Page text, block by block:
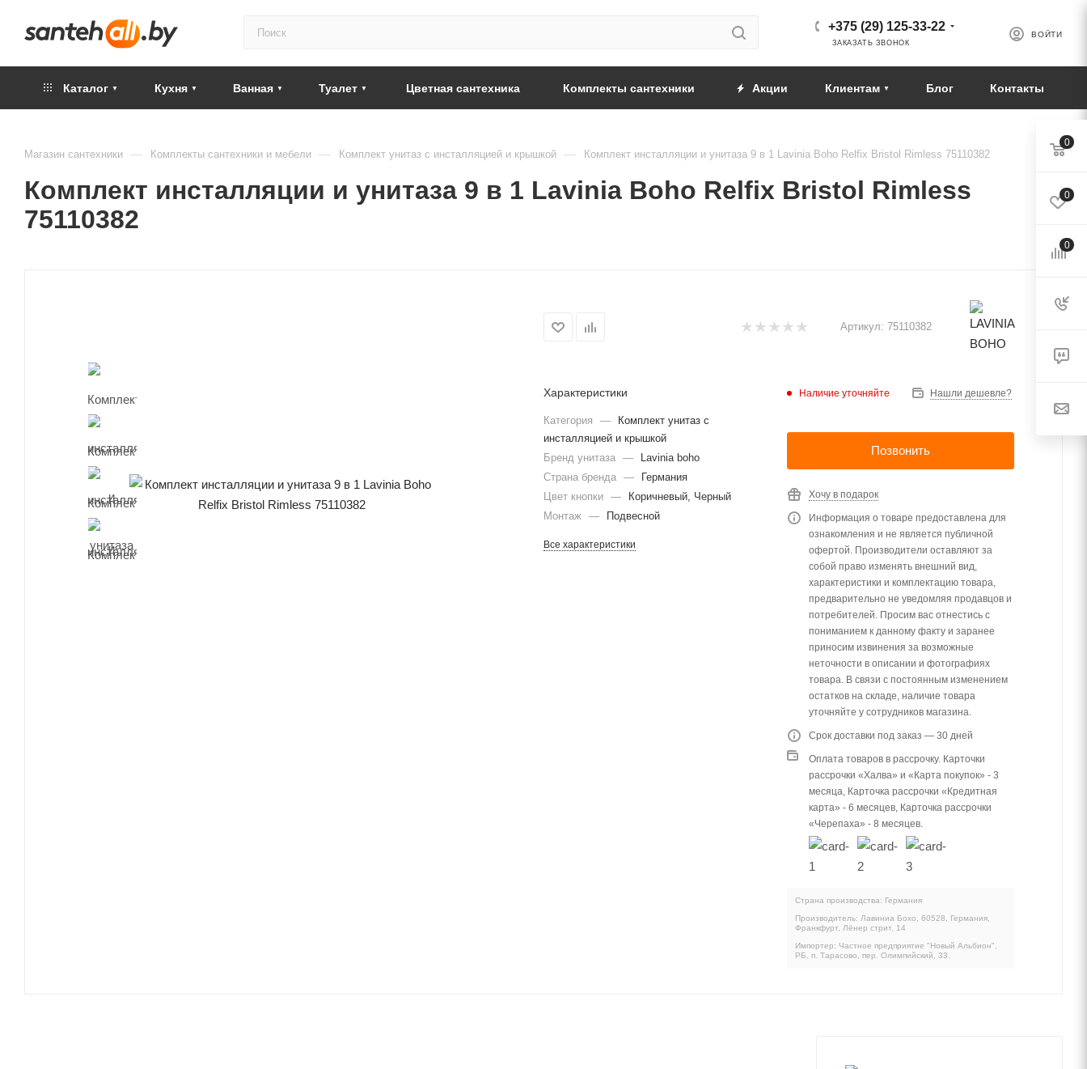
ВОЙТИ
+375 (29) 125-33-22
ЗАКАЗАТЬ ЗВОНОК
Каталог Кухня Ванная Туалет Цветная сантехника Комплекты сантехники Акции Клиентам Блог Контакты
Магазин сантехники — Комплекты сантехники и мебели — Комплект унитаз с инсталляцией и крышкой — Комплект инсталляции и унитаза 9 в 1 Lavinia Boho Relfix Bristol Rimless 75110382
Комплект инсталляции и унитаза 9 в 1 Lavinia Boho Relfix Bristol Rimless
75110382
Артикул: 75110382
Характеристики
Категория —
Комплект унитаз с
инсталляцией и крышкой
Бренд унитаза —
Lavinia boho
Страна бренда —
Германия
Цвет кнопки —
Коричневый, Черный
Монтаж — Подвесной
Все характеристики
Наличие уточняйте Нашли дешевле?
Позвонить
Хочу в подарок
Информация о товаре предоставлена для
ознакомления и не является публичной
офертой. Производители оставляют за
собой право изменять внешний вид,
характеристики и комплектацию товара,
предварительно не уведомляя продавцов и
потребителей. Просим вас отнестись с
пониманием к данному факту и заранее
приносим извинения за возможные
неточности в описании и фотографиях
товара. В связи с постоянным изменением
остатков на складе, наличие товара
уточняйте у сотрудников магазина.
Срок доставки под заказ — 30 дней
Оплата товаров в рассрочку. Карточки
рассрочки «Халва» и «Карта покупок» - 3
месяца, Карточка рассрочки «Кредитная
карта» - 6 месяцев, Карточка рассрочки
«Черепаха» - 8 месяцев.
Страна производства: Германия
Производитель: Лавиниа Бохо, 60528, Германия,
Франкфурт, Лёнер стрит, 14
Импортер: Частное предприятие "Новый Альбион",
РБ, п. Тарасово, пер. Олимпийский, 33.
0
0
0